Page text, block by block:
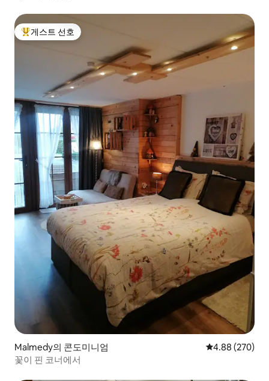
상위 게스트 선호
게스트 선호
Malmedy의 콘도미니엄 평점 4.88점(5
4.88 (270)
꽃이 핀 코너에서